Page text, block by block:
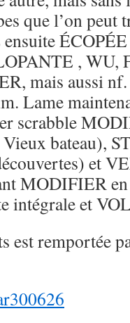
que l’on peut
, WU,
mais aussi
Lame
scrabble
bateau),
et
MODIFIER
intégrale et
est remportée